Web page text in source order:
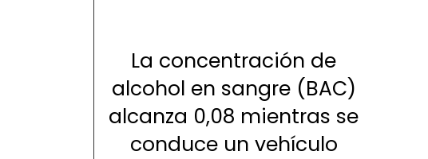
La concentración de
alcohol en sangre (BAC)
alcanza 0,08 mientras se
conduce un vehículo